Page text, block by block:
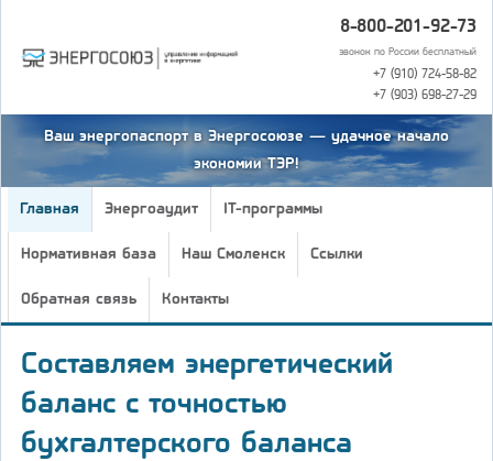
8-800-201-92-73
звонок по России бесплатный
+7 (910) 724-58-82
+7 (903) 698-27-29
Ваш энергопаспорт в Энергосоюзе — удачное начало
экономии ТЭР!
Главная Энергоаудит IT-программы
Нормативная база Наш Смоленск Ссылки
Обратная связь Контакты
Составляем энергетический
баланс с точностью
бухгалтерского баланса